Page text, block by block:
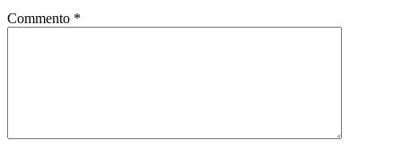
Commento *